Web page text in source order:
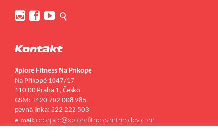
  . 
Kontakt
Xplore Fitness Na Příkopě
Na Příkopě 1047/17
110 00 Praha 1, Česko
GSM: +420 702 008 985
pevná linka: 222 222 503
e-mail: recepce@xplorefitness.mtmsdev.com